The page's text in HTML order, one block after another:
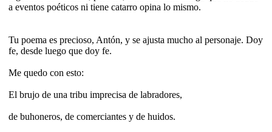
a eventos poéticos ni tiene catarro opina lo mismo.
Tu poema es precioso, Antón, y se ajusta mucho al personaje. Doy
fe, desde luego que doy fe.
Me quedo con esto:
El brujo de una tribu imprecisa de labradores,
de buhoneros, de comerciantes y de huidos.